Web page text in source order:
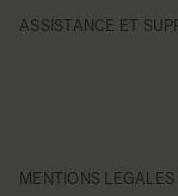
ASSISTANCE ET
MENTIONS LEGALES